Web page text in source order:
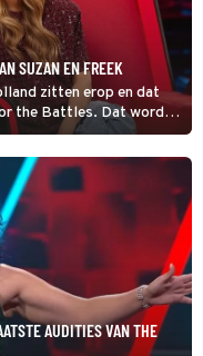
SUZAN EN FREEK
zitten erop en dat
the Battles. Dat wordt
bijvoorbeeld die uit het
daar ook alweer allemaal
AUDITIES VAN THE